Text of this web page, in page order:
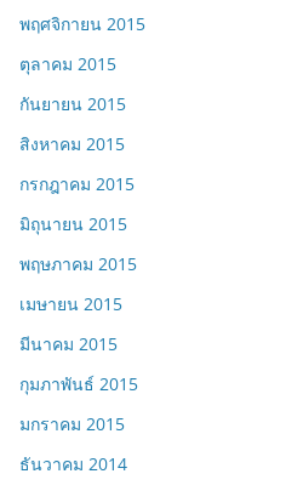
พฤศจิกายน 2015
ตุลาคม 2015
กันยายน 2015
สิงหาคม 2015
กรกฎาคม 2015
มิถุนายน 2015
พฤษภาคม 2015
เมษายน 2015
มีนาคม 2015
กุมภาพันธ์ 2015
มกราคม 2015
ธันวาคม 2014